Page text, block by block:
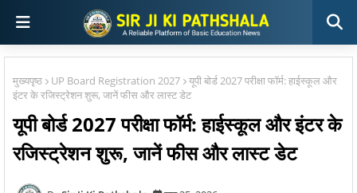
मुख्यपृष्ठ UP Board Registration 2027
यूपी बोर्ड 2027 परीक्षा फॉर्म: हाईस्कूल और
इंटर के रजिस्ट्रेशन शुरू, जानें फीस और लास्ट डेट
यूपी बोर्ड 2027 परीक्षा फॉर्म: हाईस्कूल और इंटर के
रजिस्ट्रेशन शुरू, जानें फीस और लास्ट डेट